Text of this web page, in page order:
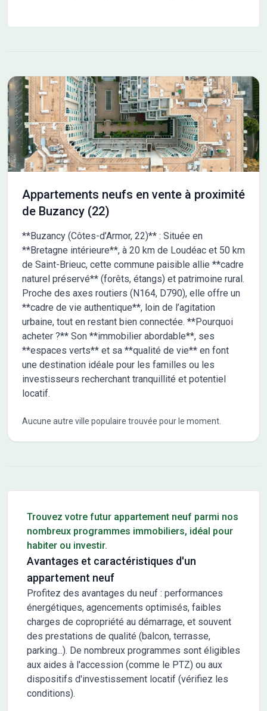
Appartements neufs en vente à proximité
de Buzancy (22)
**Buzancy (Côtes-d’Armor, 22)** : Située en
**Bretagne intérieure**, à 20 km de Loudéac et 50 km
de Saint-Brieuc, cette commune paisible allie **cadre
naturel préservé** (forêts, étangs) et patrimoine rural.
Proche des axes routiers (N164, D790), elle offre un
**cadre de vie authentique**, loin de l’agitation
urbaine, tout en restant bien connectée. **Pourquoi
acheter ?** Son **immobilier abordable**, ses
**espaces verts** et sa **qualité de vie** en font
une destination idéale pour les familles ou les
investisseurs recherchant tranquillité et potentiel
locatif.
Aucune autre ville populaire trouvée pour le moment.
Trouvez votre futur appartement neuf parmi nos
nombreux programmes immobiliers, idéal pour
habiter ou investir.
Avantages et caractéristiques d'un
appartement neuf
Profitez des avantages du neuf : performances
énergétiques, agencements optimisés, faibles
charges de copropriété au démarrage, et souvent
des prestations de qualité (balcon, terrasse,
parking...). De nombreux programmes sont éligibles
aux aides à l'accession (comme le PTZ) ou aux
dispositifs d'investissement locatif (vérifiez les
conditions).